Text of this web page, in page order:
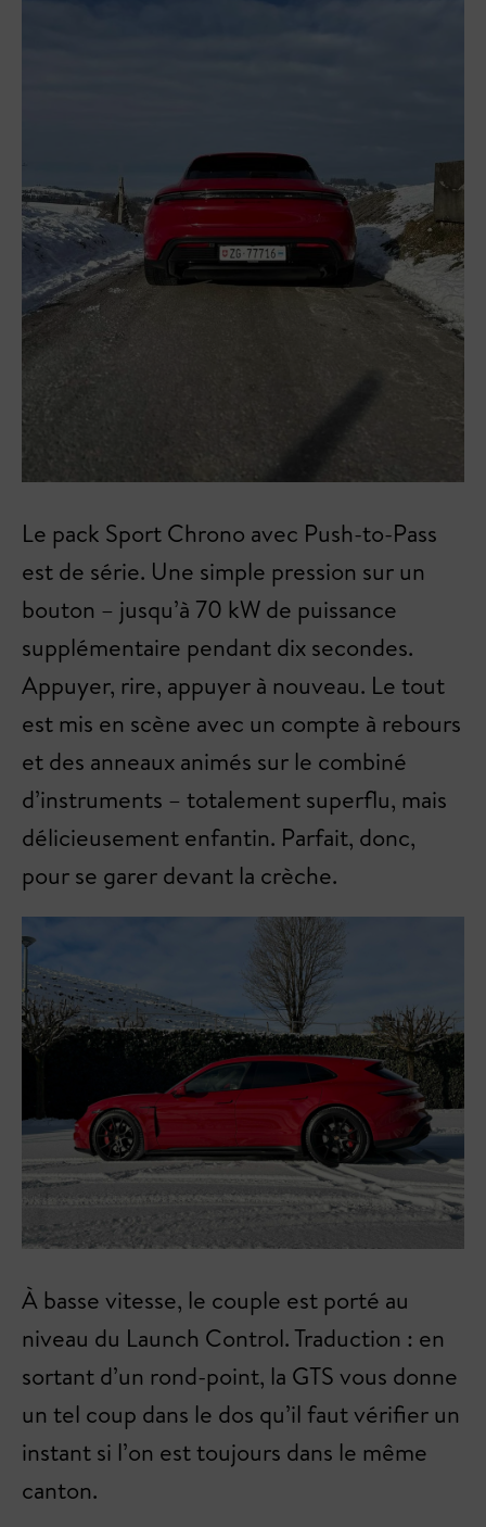
Le pack Sport Chrono avec Push-to-Pass
est de série. Une simple pression sur un
bouton – jusqu’à 70 kW de puissance
supplémentaire pendant dix secondes.
Appuyer, rire, appuyer à nouveau. Le tout
est mis en scène avec un compte à rebours
et des anneaux animés sur le combiné
d’instruments – totalement superflu, mais
délicieusement enfantin. Parfait, donc,
pour se garer devant la crèche.
À basse vitesse, le couple est porté au
niveau du Launch Control. Traduction : en
sortant d’un rond-point, la GTS vous donne
un tel coup dans le dos qu’il faut vérifier un
instant si l’on est toujours dans le même
canton.